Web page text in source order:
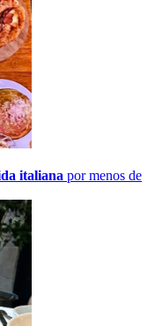
italiana por menos de